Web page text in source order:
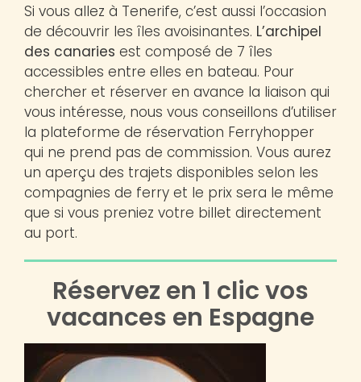
Si vous allez à Tenerife, c’est aussi l’occasion
de découvrir les îles avoisinantes. L’archipel
des canaries est composé de 7 îles
accessibles entre elles en bateau. Pour
chercher et réserver en avance la liaison qui
vous intéresse, nous vous conseillons d’utiliser
la plateforme de réservation Ferryhopper
qui ne prend pas de commission. Vous aurez
un aperçu des trajets disponibles selon les
compagnies de ferry et le prix sera le même
que si vous preniez votre billet directement
au port.
Réservez en 1 clic vos
vacances en Espagne